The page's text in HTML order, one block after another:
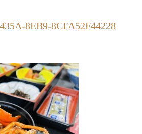
8EB9-8CFA52F44228